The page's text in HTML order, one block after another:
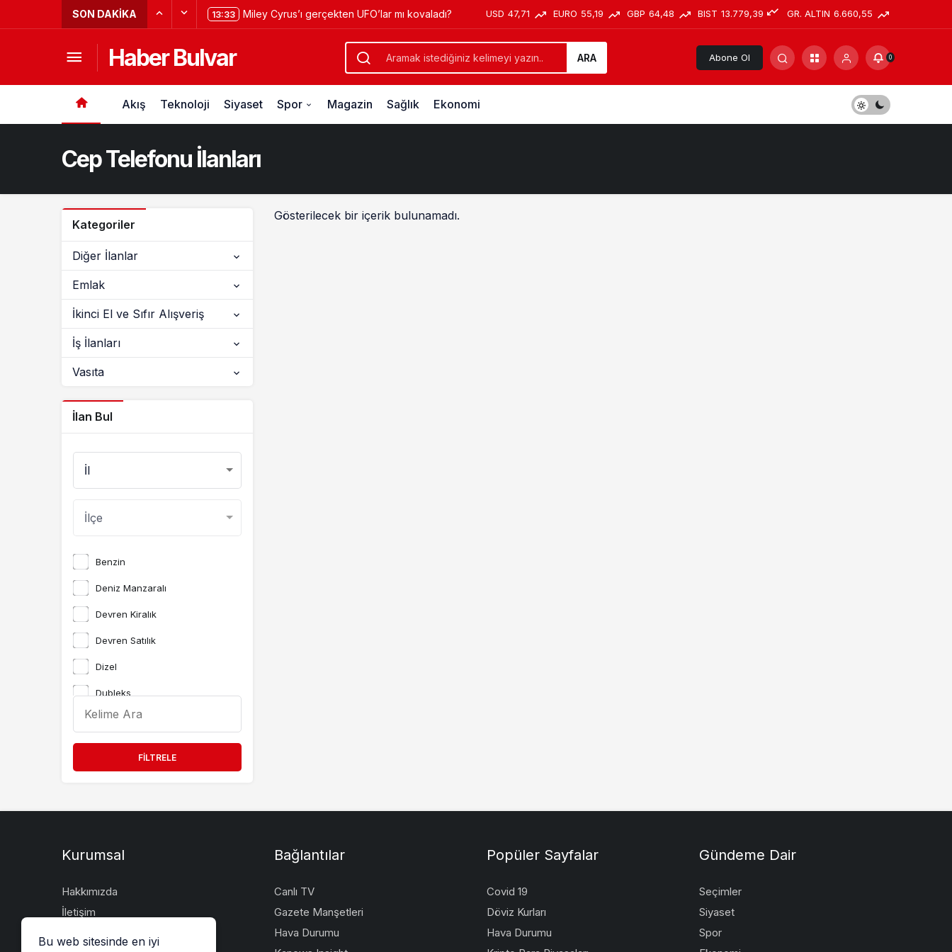
SON DAKIKA 13:33 Miley Cyrus’ı gerçekten UFO’lar mı kovaladı? USD 47,71 EURO 55,19 GBP 64,48 BIST 13.779,39 GR. ALTIN 6.660,55
Haber Bulvar ARA Abone Ol 0
Akış Teknoloji Siyaset Spor Magazin Sağlık Ekonomi
Cep Telefonu İlanları
Kategoriler
Diğer İlanlar
Emlak
İkinci El ve Sıfır Alışveriş
İş İlanları
Vasıta
İlan Bul
Benzin
Deniz Manzaralı
Devren Kiralık
Devren Satılık
Dizel
Dubleks
etiket
etiket2
Hasarlı
Otomatik
FILTRELE
Gösterilecek bir içerik bulunamadı.
Bu web sitesinde en iyi
Kurumsal
Hakkımızda
İletişim
Bağlantılar
Canlı TV
Gazete Manşetleri
Hava Durumu
Popüler Sayfalar
Covid 19
Döviz Kurları
Hava Durumu
Gündeme Dair
Seçimler
Siyaset
Spor